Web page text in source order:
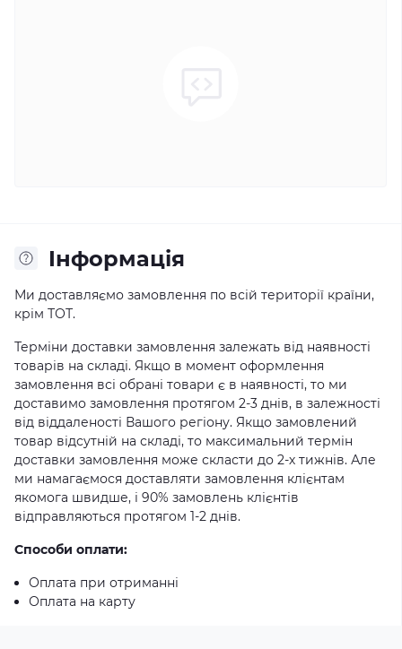
Iнформація
Ми доставляємо замовлення по всій території країни,
крім ТОТ.
Терміни доставки замовлення залежать від наявності
товарів на складі. Якщо в момент оформлення
замовлення всі обрані товари є в наявності, то ми
доставимо замовлення протягом 2-3 днів, в залежності
від віддаленості Вашого регіону. Якщо замовлений
товар відсутній на складі, то максимальний термін
доставки замовлення може скласти до 2-х тижнів. Але
ми намагаємося доставляти замовлення клієнтам
якомога швидше, і 90% замовлень клієнтів
відправляються протягом 1-2 днів.
Способи оплати:
Оплата при отриманні
Оплата на карту